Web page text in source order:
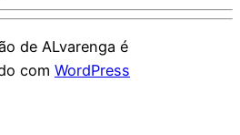
de ALvarenga é
com WordPress